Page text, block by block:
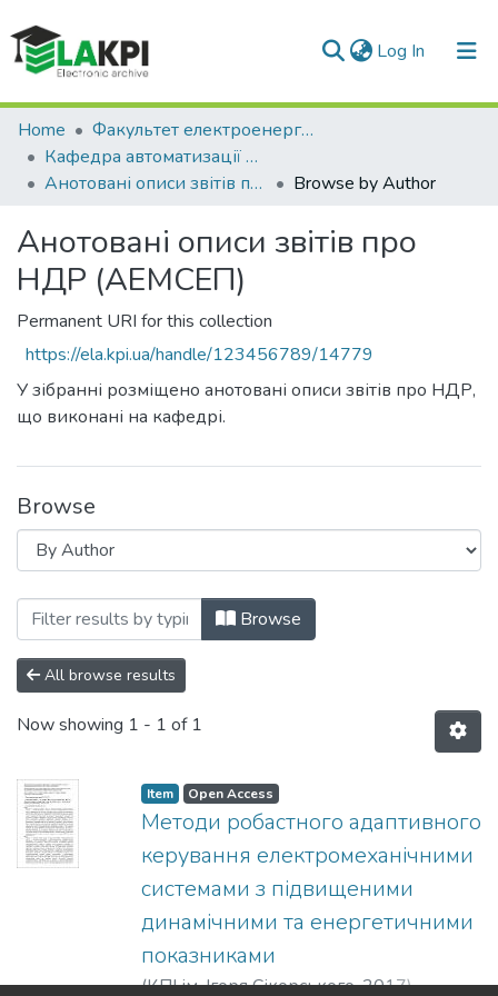
Log In (current)
Communities & Collections
All of DSpace
Home
Факультет електроенерготехніки та автоматики (ФЕА)
Кафедра автоматизації електромеханічних систем та електроприводу (АЕМСЕП)
Анотовані описи звітів про НДР (АЕМСЕП)
Browse by Author
Анотовані описи звітів про
НДР (АЕМСЕП)
Permanent URI for this collection
https://ela.kpi.ua/handle/123456789/14779
У зібранні розміщено анотовані описи звітів про НДР,
що виконані на кафедрі.
Browse
Browsing Анотовані описи звітів
Browse
All browse results
Now showing 1 - 1 of 1
Item Open Access
Методи робастного адаптивного
керування електромеханічними
системами з підвищеними
динамічними та енергетичними
показниками
(КПІ ім. Ігоря Сікорського,2017)